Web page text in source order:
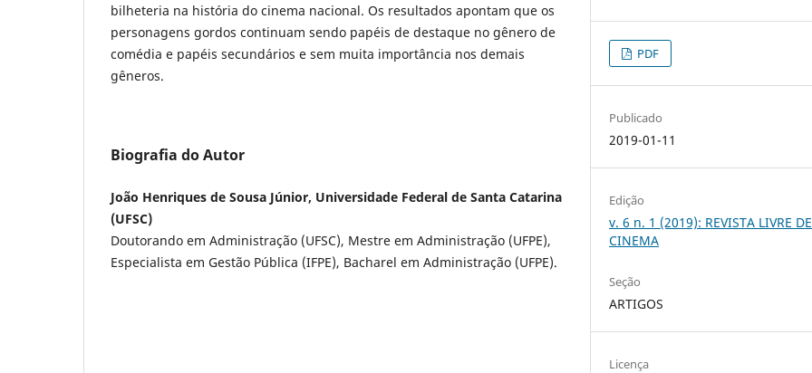
bilheteria na história do cinema nacional. Os resultados apontam que os
personagens gordos continuam sendo papéis de destaque no gênero de
comédia e papéis secundários e sem muita importância nos demais
gêneros.
Biografia do Autor
João Henriques de Sousa Júnior, Universidade Federal de Santa Catarina
(UFSC)
Doutorando em Administração (UFSC), Mestre em Administração (UFPE),
Especialista em Gestão Pública (IFPE), Bacharel em Administração (UFPE).
PDF
Publicado
2019-01-11
Edição
v. 6 n. 1 (2019): REVISTA LIVRE DE
CINEMA
Seção
ARTIGOS
Licença